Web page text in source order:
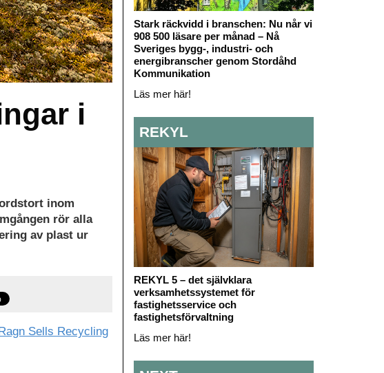
i
inom
rör alla
av plast ur
Ragn Sells Recycling
Stark räckvidd i branschen: Nu når vi
908 500 läsare per månad – Nå
Sveriges bygg-, industri- och
energibranscher genom Stordåhd
Kommunikation
Läs mer här!
REKYL
REKYL 5 – det självklara
verksamhetssystemet för
fastighetsservice och
fastighetsförvaltning
Läs mer här!